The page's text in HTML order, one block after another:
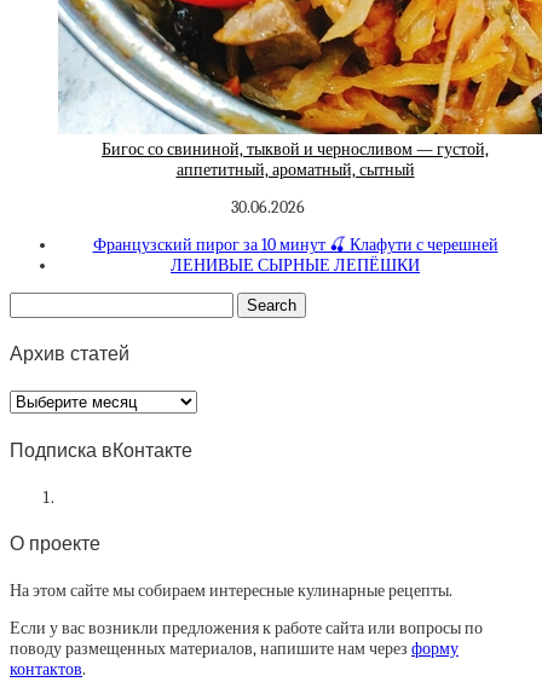
Бигос со свининой, тыквой и черносливом — густой,
аппетитный, ароматный, сытный
30.06.2026
Французский пирог за 10 минут 🍒 Клафути с черешней
ЛЕНИВЫЕ СЫРНЫЕ ЛЕПЁШКИ
Архив статей
Архив
статей
Подписка вКонтакте
О проекте
На этом сайте мы собираем интересные кулинарные рецепты.
Если у вас возникли предложения к работе сайта или вопросы по
поводу размещенных материалов, напишите нам через форму
контактов.